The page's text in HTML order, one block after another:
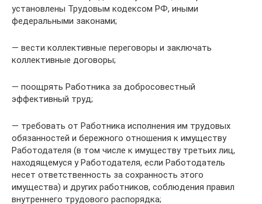
установлены Трудовым кодексом РФ, иными
федеральными законами;
— вести коллективные переговоры и заключать
коллективные договоры;
— поощрять Работника за добросовестный
эффективный труд;
— требовать от Работника исполнения им трудовых
обязанностей и бережного отношения к имуществу
Работодателя (в том числе к имуществу третьих лиц,
находящемуся у Работодателя, если Работодатель
несет ответственность за сохранность этого
имущества) и других работников, соблюдения правил
внутреннего трудового распорядка;